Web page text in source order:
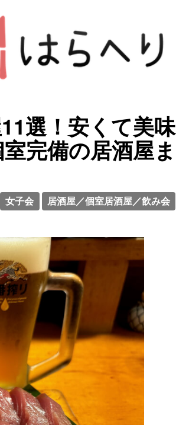
選！安くて美味
完備の居酒屋ま
女子会
居酒屋／個室居酒屋／飲み会